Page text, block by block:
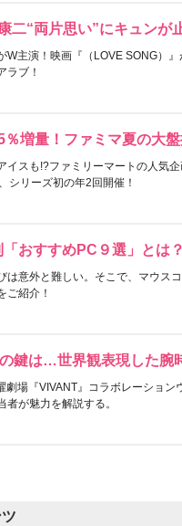
二“両片思い”にキュンが
W主演！映画『（LOVE SONG）
ラブ！
％増量！ファミマ夏の大
イスも!?ファミリーマートの人気
シリーズ初の年2回開催！
おすすめPC９選」とは？
は意外と難しい。そこで、マウス
ご紹介！
の鍵は…世界観表現した腕
劇場『VIVANT』コラボレーション
者が魅力を解説する。